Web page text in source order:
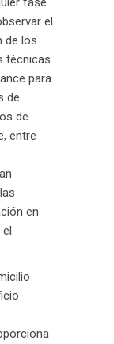
el
de los
técnicas
para
de
de
entre
en